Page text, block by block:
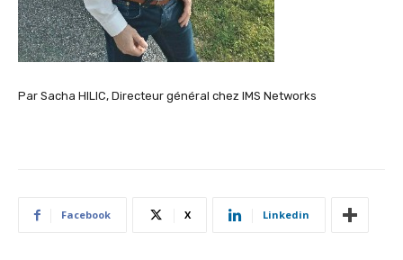
Par Sacha HILIC, Directeur général chez IMS Networks
Facebook X Linkedin